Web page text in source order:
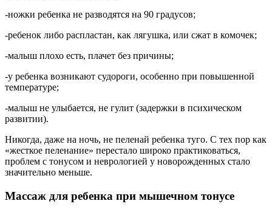
-ножки ребенка не разводятся на 90 градусов;
-ребенок либо распластан, как лягушка, или сжат в комочек;
-малыш плохо есть, плачет без причины;
-у ребенка возникают судороги, особенно при повышенной
температуре;
-малыш не улыбается, не гулит (задержки в психическом
развитии).
Никогда, даже на ночь, не пеленай ребенка туго. С тех пор как
«жесткое пеленание» перестало широко практиковаться,
проблем с тонусом и неврологией у новорожденных стало
значительно меньше.
Массаж для ребенка при мышечном тонусе